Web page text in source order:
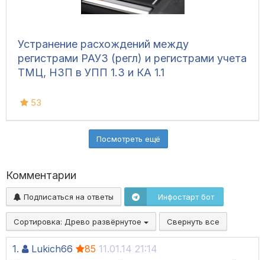
Устранение расхождений между
регистрами РАУЗ (регл) и регистрами учета
ТМЦ, НЗП в УПП 1.3 и КА 1.1
53
Посмотреть ещё
Комментарии
Подписаться на ответы Инфостарт бот
Сортировка: Древо развёрнутое Свернуть все
1. Lukich66 85 11.01.14 21:14